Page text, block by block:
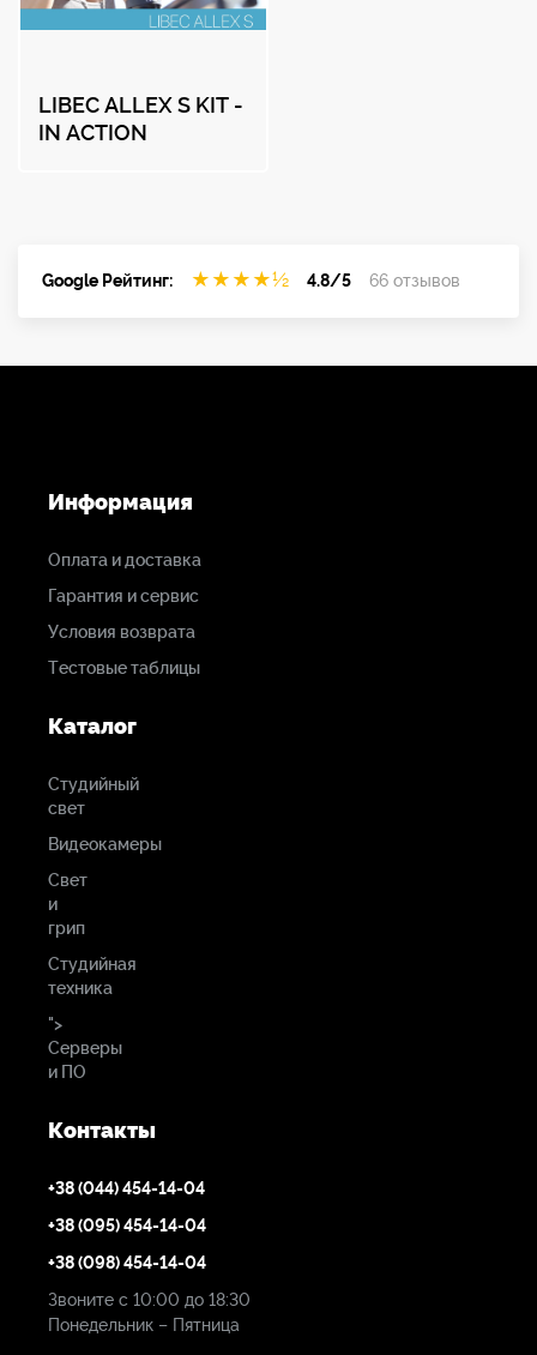
LIBEC ALLEX S KIT -
IN ACTION
Google Рейтинг: ★ ★ ★ ★½ 4.8/5 66 отзывов
Информация
Оплата и доставка
Гарантия и сервис
Условия возврата
Тестовые таблицы
Каталог
Студийный
свет
Видеокамеры
Свет
и
грип
Студийная
техника
">
Серверы
и ПО
Контакты
+38 (044) 454-14-04
+38 (095) 454-14-04
+38 (098) 454-14-04
Звоните с 10:00 до 18:30
Понедельник – Пятница